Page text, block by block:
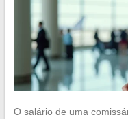
O salário de uma